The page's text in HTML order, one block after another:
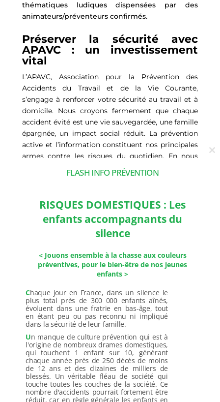
thématiques ludiques dispensées par des
animateurs/préventeurs confirmés.
Préserver la sécurité avec
APAVC : un investissement
vital
L’APAVC, Association pour la Prévention des
Accidents du Travail et de la Vie Courante,
s’engage à renforcer votre sécurité au travail et à
domicile. Nous croyons fermement que chaque
accident évité est une vie sauvegardée, une famille
épargnée, un impact social réduit. La prévention
active et l’information constituent nos principales
armes contre les risques du quotidien. En nous
soutenant, vous contribuez à créer des
environnements plus sûrs, propices à une qualité
accidents évitables, car votre sécurité est notre
<Le savoir-faire et le savoir-être sont au cœur de
Suivez nos actualités sur Linkedin
Nos ateliers événementiels
les plus demandés
FLASH INFO PRÉVENTION
RISQUES DOMESTIQUES : Les
enfants accompagnants du
silence
< Jouons ensemble à la chasse aux couleurs
préventives, pour le bien-être de nos jeunes
enfants >
Chaque jour en France, dans un silence le
plus total près de 300 000 enfants aînés,
évoluent dans une fratrie en bas-âge, tout
en étant peu ou pas reconnu ni impliqué
dans la sécurité de leur famille.
Un manque de culture prévention qui est à
l'origine de nombreux drames domestiques,
qui touchent 1 enfant sur 10, générant
chaque année près de 250 décès de moins
de 12 ans et des dizaines de milliers de
blessés. Un véritable fléau de société qui
touche toutes les couches de la société. Ce
nombre d'accidents pourrait fortement être
réduit, car en règle générale les enfants en